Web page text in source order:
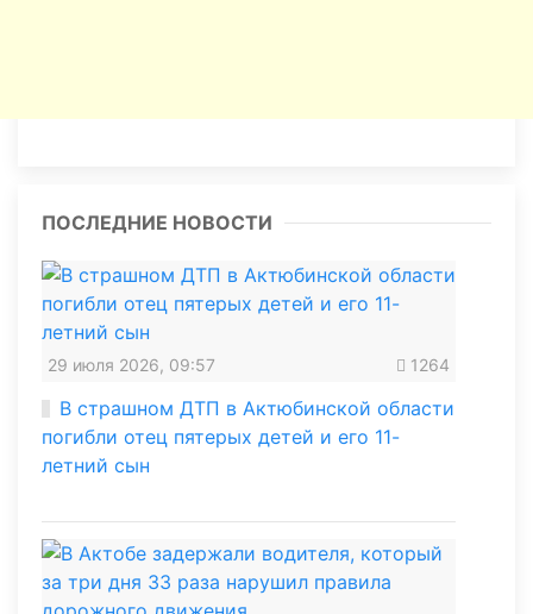
ПОСЛЕДНИЕ НОВОСТИ
29 июля 2026, 09:57 1264
В страшном ДТП в Актюбинской области
погибли отец пятерых детей и его 11-
летний сын